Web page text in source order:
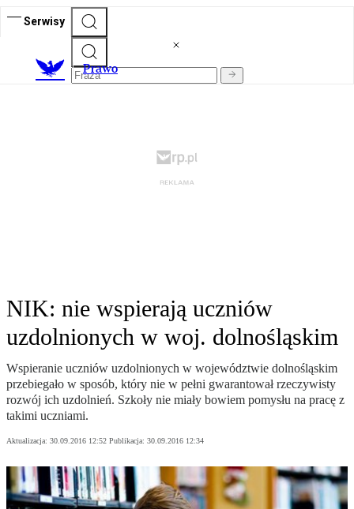
Serwisy
Prawo
NIK: nie wspierają uczniów
uzdolnionych w woj. dolnośląskim
Wspieranie uczniów uzdolnionych w województwie dolnośląskim
przebiegało w sposób, który nie w pełni gwarantował rzeczywisty
rozwój ich uzdolnień. Szkoły nie miały bowiem pomysłu na pracę z
takimi uczniami.
Aktualizacja: 30.09.2016 12:52 Publikacja: 30.09.2016 12:34